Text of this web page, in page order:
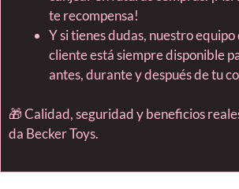
te recompensa!
Y si tienes dudas, nuestro
cliente está siempre disponible
antes, durante y después de tu
🎁 Calidad, seguridad y beneficios
da Becker Toys.